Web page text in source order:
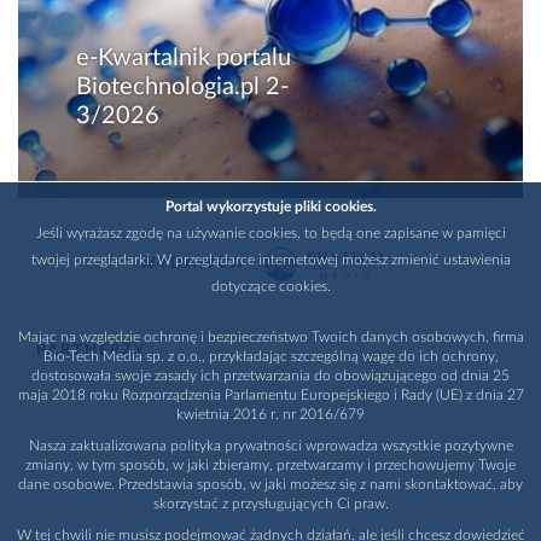
e-Kwartalnik portalu
Biotechnologia.pl 2-
3/2026
WYDAWCA
PARTNERZY
Portal wykorzystuje pliki cookies.
Jeśli wyrażasz zgodę na używanie cookies, to będą one zapisane w pamięci
twojej przeglądarki. W przeglądarce internetowej możesz zmienić ustawienia
dotyczące cookies.
Mając na względzie ochronę i bezpieczeństwo Twoich danych osobowych, firma
Bio-Tech Media sp. z o.o., przykładając szczególną wagę do ich ochrony,
dostosowała swoje zasady ich przetwarzania do obowiązującego od dnia 25
maja 2018 roku Rozporządzenia Parlamentu Europejskiego i Rady (UE) z dnia 27
kwietnia 2016 r. nr 2016/679
Nasza zaktualizowana polityka prywatności wprowadza wszystkie pozytywne
zmiany, w tym sposób, w jaki zbieramy, przetwarzamy i przechowujemy Twoje
dane osobowe. Przedstawia sposób, w jaki możesz się z nami skontaktować, aby
skorzystać z przysługujących Ci praw.
W tej chwili nie musisz podejmować żadnych działań, ale jeśli chcesz dowiedzieć